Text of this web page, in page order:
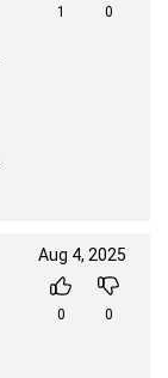
1 0
Aug 4, 2025
0 0